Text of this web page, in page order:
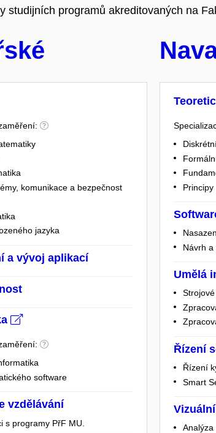
studijních programů akreditovaných na
komunikace a bezpečnost
jazyka
a vývoj aplikací
software
vzdělávání
s programy PřF MU.
Návrh a
Umělá
Řízení
Řízení
Smart